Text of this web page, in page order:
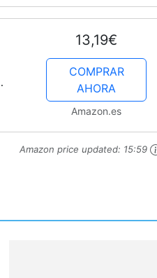
13,19€
COMPRAR
AHORA
Amazon.es
Amazon price updated: 15:59